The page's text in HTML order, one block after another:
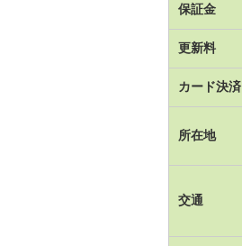
保証金
更新料
カード決済
所在地
交通